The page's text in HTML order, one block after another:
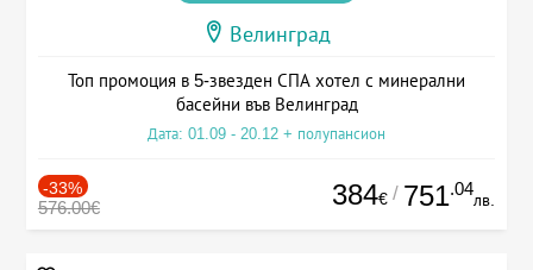
Велинград
Топ промоция в 5-звезден СПА хотел с минерални
басейни във Велинград
Дата: 01.09 - 20.12 + полупансион
-33%
576.00€ 384€ / 751.04
лв.